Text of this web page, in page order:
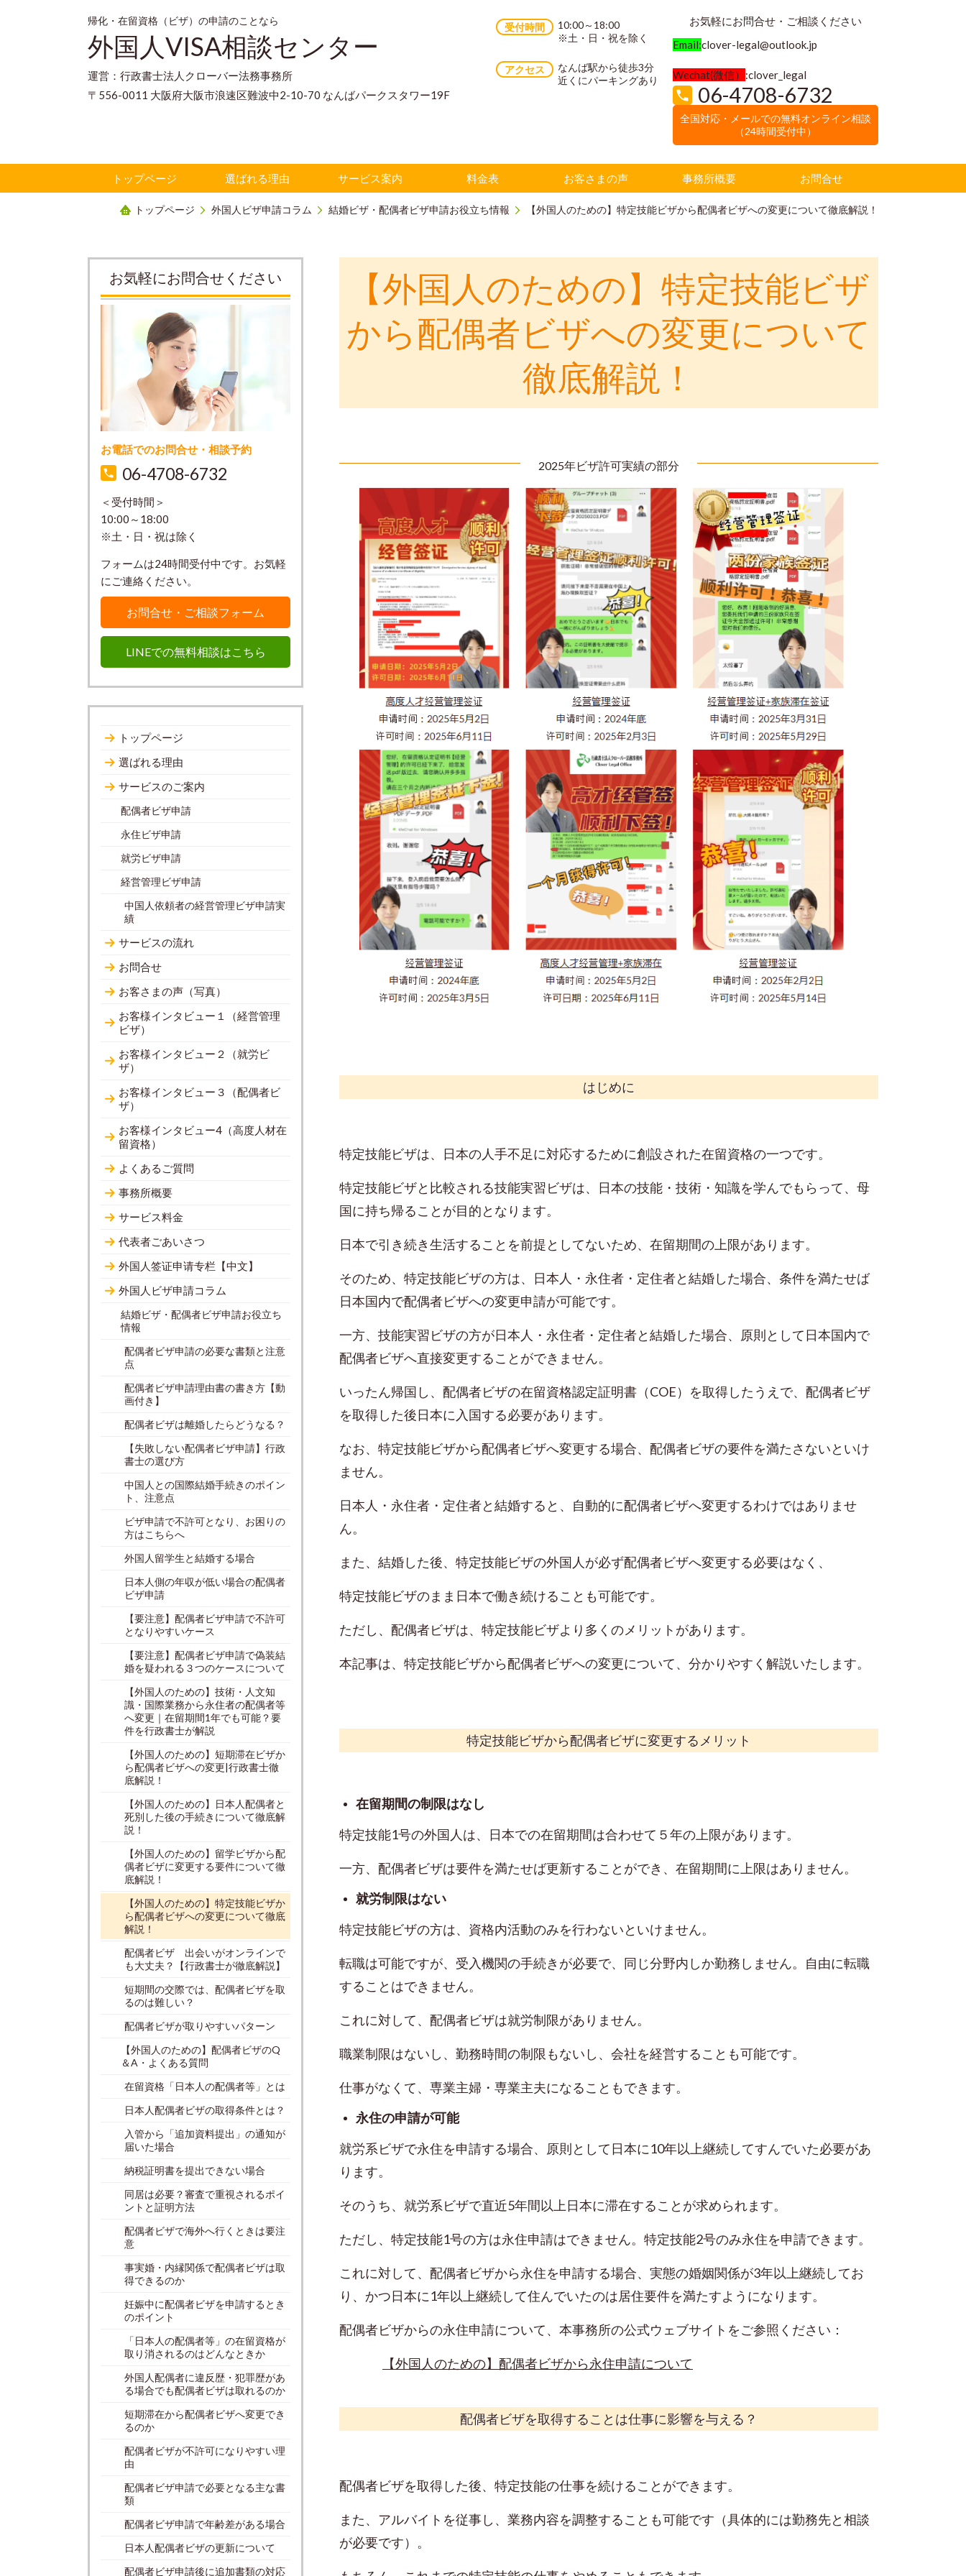
帰化・在留資格（ビザ）の申請のことなら
外国人VISA相談センター
運営：行政書士法人クローバー法務事務所
〒556-0011 大阪府大阪市浪速区難波中2-10-70 なんばパークスタワー19F
受付時間
10:00～18:00
※土・日・祝を除く
アクセス
なんば駅から徒歩3分
近くにパーキングあり
お気軽にお問合せ・ご相談ください
Email:clover-legal@outlook.jp
Wechat(微信） :clover_legal
06-4708-6732
全国対応・メールでの無料オンライン相談
（24時間受付中）
トップページ 選ばれる理由 サービス案内 料金表 お客さまの声 事務所概要 お問合せ
トップページ 外国人ビザ申請コラム 結婚ビザ・配偶者ビザ申請お役立ち情報 【外国人のための】特定技能ビザから配偶者ビザへの変更について徹底解説！
【外国人のための】 特定技能ビザ
から配偶者ビザへの変更について
徹底解説！
2025年ビザ許可実績の部分
はじめに
特定技能ビザは、日本の人手不足に対応するために創設された在留資格の一つです。
特定技能ビザと比較される技能実習ビザは、日本の技能・技術・知識を学んでもらって、母
国に持ち帰ることが目的となります。
日本で引き続き生活することを前提としてないため、在留期間の上限があります。
そのため、特定技能ビザの方は、日本人・永住者・定住者と結婚した場合、条件を満たせば
日本国内で配偶者ビザへの変更申請が可能です。
一方、技能実習ビザの方が日本人・永住者・定住者と結婚した場合、原則として日本国内で
配偶者ビザへ直接変更することができません。
いったん帰国し、配偶者ビザの在留資格認定証明書（COE）を取得したうえで、配偶者ビザ
を取得した後日本に入国する必要があります。
なお、特定技能ビザから配偶者ビザへ変更する場合、配偶者ビザの要件を満たさないといけ
ません。
日本人・永住者・定住者と結婚すると、自動的に配偶者ビザへ変更するわけではありませ
ん。
また、結婚した後、特定技能ビザの外国人が必ず配偶者ビザへ変更する必要はなく、
特定技能ビザのまま日本で働き続けることも可能です。
ただし、配偶者ビザは、特定技能ビザより多くのメリットがあります。
本記事は、特定技能ビザから配偶者ビザへの変更について、分かりやすく解説いたします。
特定技能ビザから配偶者ビザに変更するメリット
在留期間の制限はなし
特定技能1号の外国人は、日本での在留期間は合わせて５年の上限があります。
一方、配偶者ビザは要件を満たせば更新することができ、在留期間に上限はありません。
就労制限はない
特定技能ビザの方は、資格内活動のみを行わないといけません。
転職は可能ですが、受入機関の手続きが必要で、同じ分野内しか勤務しません。 自由に転職
することはできません。
これに対して、配偶者ビザは就労制限がありません。
職業制限はないし、勤務時間の制限もないし、会社を経営することも可能です。
仕事がなくて、専業主婦・専業主夫になることもできます。
永住の申請が可能
就労系ビザで永住を申請する場合、原則として日本に10年以上継続してすんでいた必要があ
ります。
そのうち、就労系ビザで直近5年間以上日本に滞在することが求められます。
ただし、特定技能1号の方は永住申請はできません。 特定技能2号のみ永住を申請できます。
これに対して、配偶者ビザから永住を申請する場合、実態の婚姻関係が3年以上継続してお
り、かつ日本に1年以上継続して住んでいたのは居住要件を満たすようになります。
配偶者ビザからの永住申請について、本事務所の公式ウェブサイトをご参照ください：
【外国人のための】配偶者ビザから永住申請について
配偶者ビザを取得することは仕事に影響を与える？
配偶者ビザを取得した後、特定技能の仕事を続けることができます。
また、アルバイトを従事し 、業務内容を調整することも可能です（具体的には勤務先と相談
が必要です）。
お気軽にお問合せください
お電話でのお問合せ・相談予約
06-4708-6732
＜受付時間＞
10:00～18:00
※土・日・祝は除く
フォームは24時間受付中です。お気軽
にご連絡ください。
お問合せ・ご相談フォーム
LINEでの無料相談はこちら
トップページ
選ばれる理由
サービスのご案内
配偶者ビザ申請
永住ビザ申請
就労ビザ申請
経営管理ビザ申請
中国人依頼者の経営管理ビザ申請実
績
サービスの流れ
お問合せ
お客さまの声（写真）
お客様インタビュー１（経営管理
ビザ）
お客様インタビュー２（就労ビ
ザ）
お客様インタビュー３（配偶者ビ
ザ）
お客様インタビュー4（高度人材在
留資格）
よくあるご質問
事務所概要
サービス料金
代表者ごあいさつ
外国人签证申请专栏【中文】
外国人ビザ申請コラム
結婚ビザ・配偶者ビザ申請お役立ち
情報
配偶者ビザ申請の必要な書類と注意
点
配偶者ビザ申請理由書の書き方【動
画付き】
配偶者ビザは離婚したらどうなる？
【失敗しない配偶者ビザ申請】行政
書士の選び方
中国人との国際結婚手続きのポイン
ト、注意点
ビザ申請で不許可となり、お困りの
方はこちらへ
外国人留学生と結婚する場合
日本人側の年収が低い場合の配偶者
ビザ申請
【要注意】配偶者ビザ申請で不許可
となりやすいケース
【要注意】配偶者ビザ申請で偽装結
婚を疑われる３つのケースについて
【外国人のための】技術・人文知
識・国際業務から永住者の配偶者等
へ変更｜在留期間1年でも可能？要
件を行政書士が解説
【外国人のための】短期滞在ビザか
ら配偶者ビザへの変更|行政書士徹
底解説！
【外国人のための】日本人配偶者と
死別した後の手続きについて徹底解
説！
【外国人のための】留学ビザから配
偶者ビザに変更する要件について徹
底解説！
【外国人のための】特定技能ビザか
ら配偶者ビザへの変更について徹底
解説！
配偶者ビザ 出会いがオンラインで
も大丈夫？【行政書士が徹底解説】
短期間の交際では、配偶者ビザを取
るのは難しい？
配偶者ビザが取りやすいパターン
【外国人のための】配偶者ビザのQ
＆A・よくある質問
在留資格「日本人の配偶者等」とは
日本人配偶者ビザの取得条件とは？
入管から「追加資料提出」の通知が
届いた場合
納税証明書を提出できない場合
同居は必要？審査で重視されるポイ
ントと証明方法
配偶者ビザで海外へ行くときは要注
意
事実婚・内縁関係で配偶者ビザは取
得できるのか
妊娠中に配偶者ビザを申請するとき
のポイント
「日本人の配偶者等」の在留資格が
取り消されるのはどんなときか
外国人配偶者に違反歴・犯罪歴があ
る場合でも配偶者ビザは取れるのか
短期滞在から配偶者ビザへ変更でき
るのか
配偶者ビザが不許可になりやすい理
由
配偶者ビザ申請で必要となる主な書
類
配偶者ビザ申請で年齢差がある場合
日本人配偶者ビザの更新について
配偶者ビザ申請後に追加書類の対応